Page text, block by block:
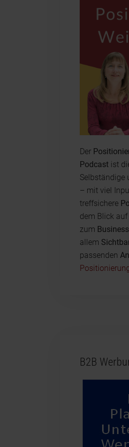
Der
Podcastist
Selbständige
– mit viel
treffsichere
dem Blick
zum
allem
passenden
B2B